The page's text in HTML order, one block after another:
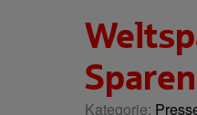
Kategorie: